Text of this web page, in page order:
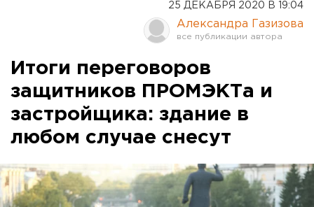
25 ДЕКАБРЯ 2020 В 19:04
Александра Газизова
Итоги переговоров
защитников ПРОМЭКТа и
застройщика: здание в
любом случае снесут